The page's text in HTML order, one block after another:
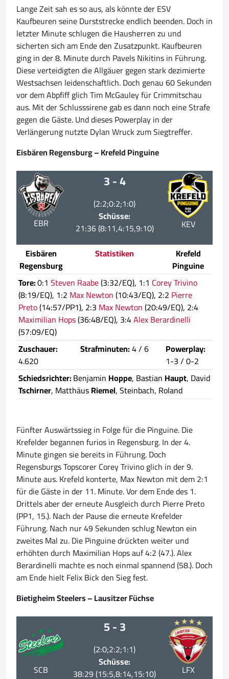
Lange Zeit sah es so aus, als könnte der ESV
Kaufbeuren seine Durststrecke endlich beenden. Doch in
letzter Minute schlugen die Hausherren zu und
sicherten sich am Ende den Zusatzpunkt. Kaufbeuren
ging in der 8. Minute durch Pavels Nikitins in Führung.
Diese verteidigten die Allgäuer gegen stark dezimierte
Westsachsen leidenschaftlich. Doch genau 60 Sekunden
vor dem Abpfiff glich Tim McGauley für Crimmitschau
aus. Mit der Schlusssirene gab es dann noch eine Strafe
gegen die Gäste. Und dieses Powerplay in der
Verlängerung nutzte Dylan Wruck zum Siegtreffer.
Eisbären Regensburg – Krefeld Pinguine
EBR
3 - 4
(2:2;0:2;1:0)
Schüsse:
21:36 (8:11,4:15,9:10)
KEV
Eisbären
Regensburg
Statistiken
Krefeld
Pinguine
Tore:0:1 Steven Raabe(3:32/EQ), 1:1 Corey Trivino
(8:19/EQ), 1:2 Max Newton(10:43/EQ), 2:2 Pierre
Preto(14:57/PP1), 2:3 Max Newton(20:49/EQ), 2:4
Maximilian Hops(36:48/EQ), 3:4Alex Berardinelli
(57:09/EQ)
Zuschauer:
4.620
Strafminuten:4 / 6
Powerplay:
1-3 / 0-2
Schiedsrichter:Benjamin Hoppe, Bastian Haupt, David
Tschirner, MatthäusRiemel, Steinbach, Roland
Fünfter Auswärtssieg in Folge für die Pinguine. Die
Krefelder begannen furios in Regensburg. In der 4.
Minute gingen sie bereits in Führung. Doch
Regensburgs Topscorer Corey Trivino glich in der 9.
Minute aus. Krefeld konterte, Max Newton mit dem 2:1
für die Gäste in der 11. Minute. Vor dem Ende des 1.
Drittels aber der erneute Ausgleich durch Pierre Preto
(PP1, 15.). Nach der Pause die erneute Krefelder
Führung. Nach nur 49 Sekunden schlug Newton ein
zweites Mal zu. Die Pinguine drückten weiter und
erhöhten durch Maximilian Hops auf 4:2 (47.). Alex
Berardinelli machte es noch einmal spannend (58.). Doch
am Ende hielt Felix Bick den Sieg fest.
Bietigheim Steelers – Lausitzer Füchse
SCB
5 - 3
(2:0;2:2;1:1)
Schüsse:
38:29 (15:5,8:14,15:10)
LFX